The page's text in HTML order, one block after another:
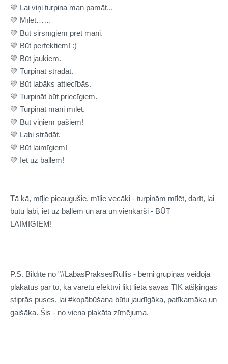
💛 Lai viņi turpina man pamāt...
💛 Mīlēt……
💛 Būt sirsnīgiem pret mani.
💛 Būt perfektiem! :)
💛 Būt jaukiem.
💛 Turpināt strādāt.
💛 Būt labāks attiecībās.
💛 Turpināt būt priecīgiem.
💛 Turpināt mani mīlēt.
💛 Būt viņiem pašiem!
💛 Labi strādāt.
💛 Būt laimīgiem!
💛 Iet uz ballēm!
Tā kā, mīļie pieaugušie, mīļie vecāki - turpinām mīlēt, darīt, lai
būtu labi, iet uz ballēm un ārā un vienkārši - BŪT
LAIMĪGIEM!
P.S. Bildīte no "#LabāsPraksesRullis - bērni grupiņās veidoja
plakātus par to, kā varētu efektīvi likt lietā savas TIK atšķirīgās
stiprās puses, lai #kopābūšana būtu jaudīgāka, patīkamāka un
gaišāka. Šis - no viena plakāta zīmējuma.